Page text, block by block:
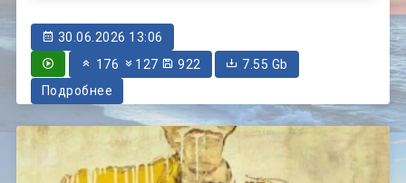
30.06.2026 13:06
176
127 922
7.55 Gb
Подробнее